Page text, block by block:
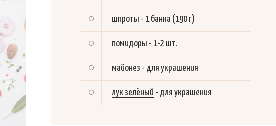
шпроты - 1 банка (190 г)
помидоры - 1-2 шт.
майонез - для украшения
лук зелёный - для украшения